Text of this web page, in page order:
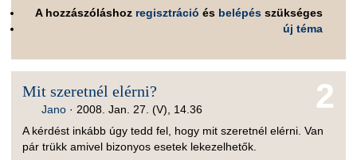
A hozzászóláshoz regisztráció és belépés szükséges
új téma
2
Mit szeretnél elérni?
Jano · 2008. Jan. 27. (V), 14.36
A kérdést inkább úgy tedd fel, hogy mit szeretnél elérni. Van
pár trükk amivel bizonyos esetek lekezelhetők.